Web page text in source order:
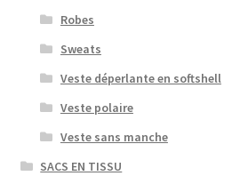
Robes
Sweats
Veste déperlante en softshell
Veste polaire
Veste sans manche
SACS EN TISSU